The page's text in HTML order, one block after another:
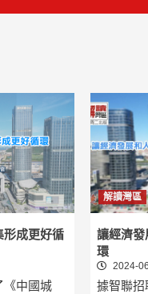
形成更好循
《中國城
解讀灣區
讓經濟發
環
2024-
據智聯